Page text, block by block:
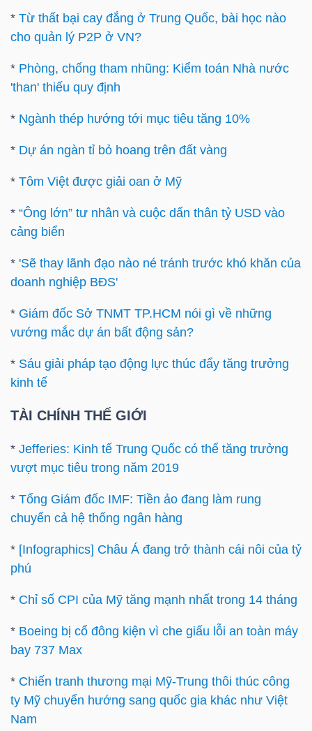
* Từ thất bại cay đắng ở Trung Quốc, bài học nào
cho quản lý P2P ở VN?
* Phòng, chống tham nhũng: Kiểm toán Nhà nước
'than' thiếu quy định
* Ngành thép hướng tới mục tiêu tăng 10%
* Dự án ngàn tỉ bỏ hoang trên đất vàng
* Tôm Việt được giải oan ở Mỹ
* “Ông lớn” tư nhân và cuộc dấn thân tỷ USD vào
cảng biển
* 'Sẽ thay lãnh đạo nào né tránh trước khó khăn của
doanh nghiệp BĐS'
* Giám đốc Sở TNMT TP.HCM nói gì về những
vướng mắc dự án bất động sản?
* Sáu giải pháp tạo động lực thúc đẩy tăng trưởng
kinh tế
TÀI CHÍNH THẾ GIỚI
* Jefferies: Kinh tế Trung Quốc có thể tăng trưởng
vượt mục tiêu trong năm 2019
* Tổng Giám đốc IMF: Tiền ảo đang làm rung
chuyển cả hệ thống ngân hàng
* [Infographics] Châu Á đang trở thành cái nôi của tỷ
phú
* Chỉ số CPI của Mỹ tăng mạnh nhất trong 14 tháng
* Boeing bị cổ đông kiện vì che giấu lỗi an toàn máy
bay 737 Max
* Chiến tranh thương mại Mỹ-Trung thôi thúc công
ty Mỹ chuyển hướng sang quốc gia khác như Việt
Nam
TIN
VỤ
THÔNG
TIỆN
ÍCH
ĐỘNG
SẢN
chứng
khoán
Tất cả Cổ phiếu Chỉ số
Lãnh
đạo
(-)
Tất cả Người nội bộ Người liên quan Cổ đông lớn
tức
(-)